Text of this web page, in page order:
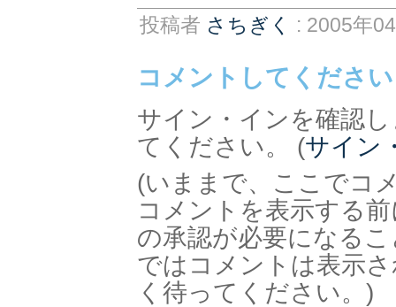
投稿者 さちぎく : 2005年
コメントしてください
サイン・インを確認
てください。 (サイン
(いままで、ここでコ
コメントを表示する
の承認が必要になる
ではコメントは表示
く待ってください。)